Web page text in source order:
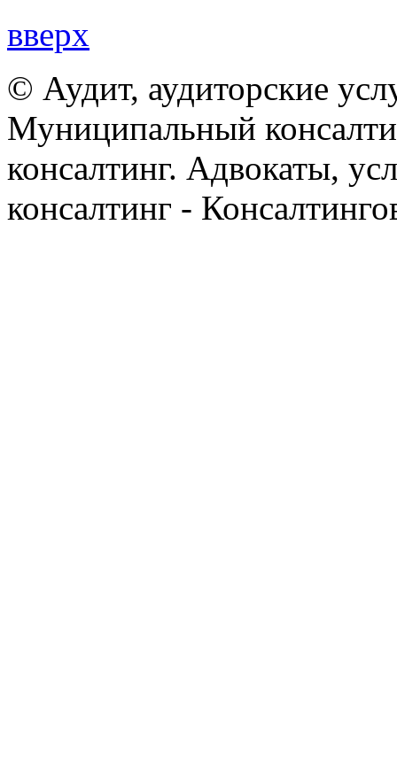
вверх
© Аудит, аудиторские
Муниципальный
консалтинг. Адвокаты,
консалтинг -